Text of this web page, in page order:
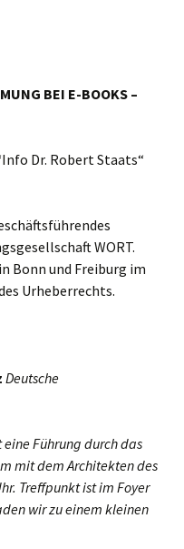
BEI E-BOOKS –
Dr. Robert Staats“
WORT.
Bonn und Freiburg im
Urheberrechts.
Deutsche
Führung durch das
mit dem Architekten des
Treffpunkt ist im Foyer
wir zu einem kleinen